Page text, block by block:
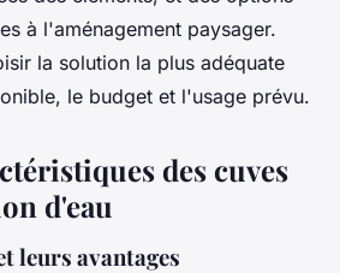
à l'aménagement paysager.
la solution la plus adéquate
le budget et l'usage prévu.
des cuves
d'eau
leurs avantages